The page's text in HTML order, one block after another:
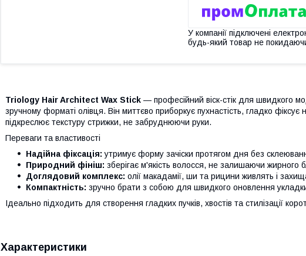
У компанії підключені
будь-який товар не
Triology Hair Architect Wax Stick — професійний віск-стік для швидкого
зручному форматі олівця. Він миттєво приборкує пухнастість, гладко фіксує
підкреслює текстуру стрижки, не забруднюючи руки.
Переваги та властивості
Надійна фіксація: утримує форму зачіски протягом дня без
Природний фініш: зберігає м'якість волосся, не залишаючи жирного
Доглядовий комплекс: олії макадамії, ши та рицини живлять і
Компактність: зручно брати з собою для швидкого оновлення
Ідеально підходить для створення гладких пучків, хвостів та стилізації
Характеристики